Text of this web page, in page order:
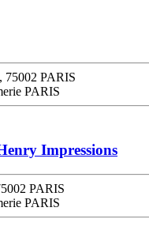
, 75002 PARIS
PARIS
Impressions
PARIS
PARIS